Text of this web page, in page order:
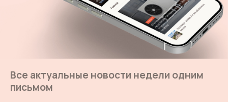
Все актуальные новости недели одним
письмом